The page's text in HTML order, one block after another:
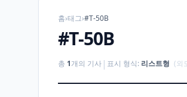
홈›태그›#T-50B
#T-50B
총 1개의 기사 | 표시 형식: 리스트형 (외